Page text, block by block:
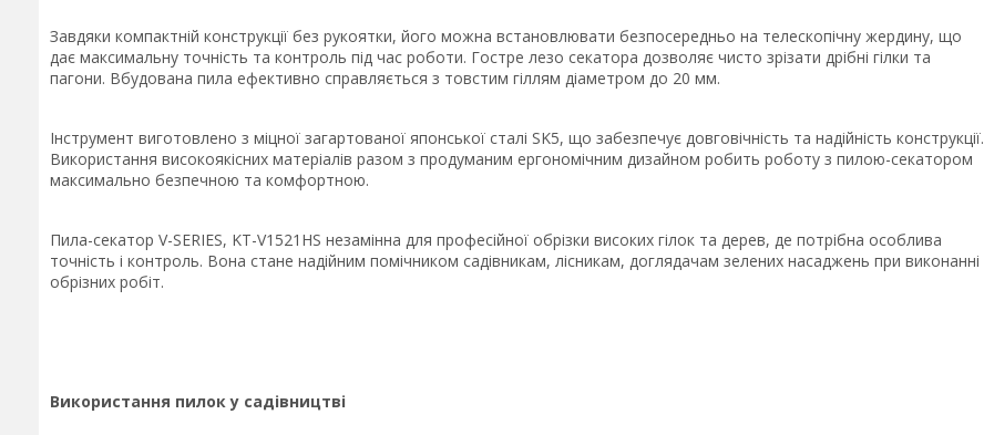
Завдяки компактній конструкції без рукоятки, його можна встановлювати безпосередньо на телескопічну жердину, що
дає максимальну точність та контроль під час роботи. Гостре лезо секатора дозволяє чисто зрізати дрібні гілки та
пагони. Вбудована пила ефективно справляється з товстим гіллям діаметром до 20 мм.
Інструмент виготовлено з міцної загартованої японської сталі SK5, що забезпечує довговічність та надійність конструкції.
Використання високоякісних матеріалів разом з продуманим ергономічним дизайном робить роботу з пилою-секатором
максимально безпечною та комфортною.
Пила-секатор V-SERIES, KT-V1521HS незамінна для професійної обрізки високих гілок та дерев, де потрібна особлива
точність і контроль. Вона стане надійним помічником садівникам, лісникам, доглядачам зелених насаджень при виконанні
обрізних робіт.
Використання пилок у садівництві